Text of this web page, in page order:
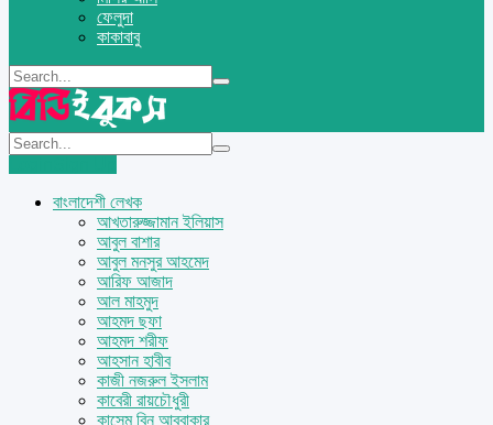
ফেলুদা
কাকাবাবু
বাংলাদেশী লেখক
আখতারুজ্জামান ইলিয়াস
আবুল বাশার
আবুল মনসুর আহমেদ
আরিফ আজাদ
আল মাহমুদ
আহমদ ছফা
আহমদ শরীফ
আহসান হাবীব
কাজী নজরুল ইসলাম
কাবেরী রায়চৌধুরী
কাসেম বিন আবুবাকার